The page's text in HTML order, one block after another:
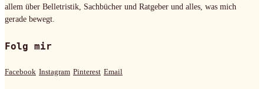
allem über Belletristik, Sachbücher und Ratgeber und alles, was mich
gerade bewegt.
Folg mir
Facebook Instagram Pinterest Email